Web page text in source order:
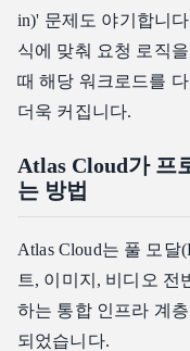
in)' 문제도 야기합니
식에 맞춰 요청 로직
때 해당 워크로드를
더욱 커집니다.
Atlas Cloud가 프
는 방법
Atlas Cloud는 풀 모달
트, 이미지, 비디오 전
하는 통합 인프라 계
되었습니다.